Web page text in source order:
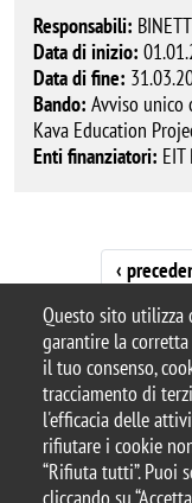
Questo sito utilizza
garantire la
il tuo consenso,
tracciamento di
l'efficacia delle
rifiutare i cookie
“Rifiuta tutti”. Puoi
Responsabili:
Data di inizio:
Data di fine:
Bando: Avviso unico
Kava Education
Enti finanziatori: EIT
PaginazionePagina
‹
©
P.I.